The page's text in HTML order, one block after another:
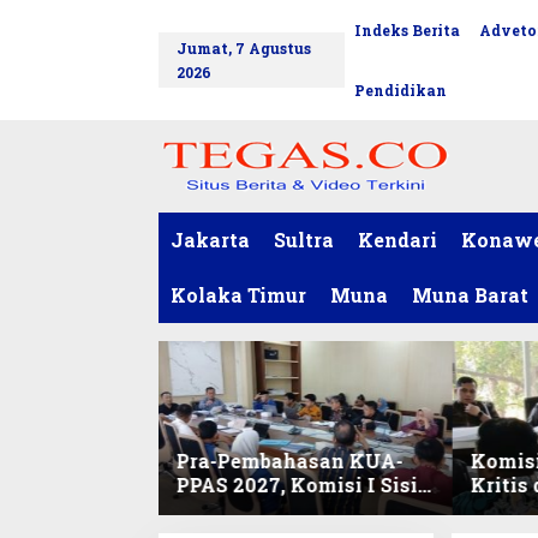
Jumat, 7 Agustus
2026
Indeks Berita
Pendidikan
Jakarta Sultra Kendari
Kolaka Timur Muna Muna Barat
Pra-Pembahasan KUA-
PPAS 2027, Komisi I Sisir
Program Prioritas
Kritis